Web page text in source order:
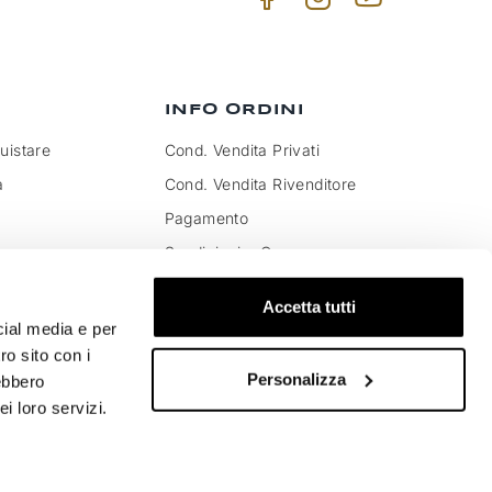
media e per
sito con i
loro servizi.
Accetta tutti
Personalizza
INFO ORDINI
Cond. Vendita Privati
Cond. Vendita Rivenditore
Pagamento
Spedizioni e Consegna
Resi e Cambi Merce